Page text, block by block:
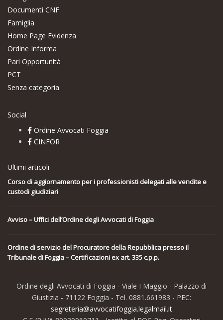
Documenti CNF
Famiglia
Home Page Evidenza
Ordine Informa
Pari Opportunità
PCT
Senza categoria
Social
Ordine Avvocati Foggia
CINFOR
Ultimi articoli
Corso di aggiornamento per i professionisti delegati alle vendite e
custodi giudiziari
Avviso – Uffici dell’Ordine degli Avvocati di Foggia
Ordine di servizio del Procuratore della Repubblica presso il
Tribunale di Foggia – Certificazioni ex art. 335 c.p.p.
Ordine degli Avvocati di Foggia - Viale I Maggio - Palazzo di
Giustizia - 71122 Foggia - Tel. 0881.661983 - PEC:
segreteria@avvocatifoggia.legalmail.it